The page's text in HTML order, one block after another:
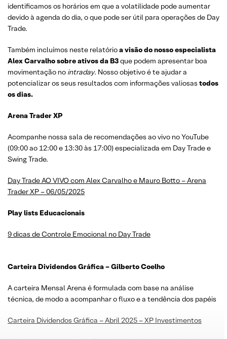
identificamos os horários em que a volatilidade pode aumentar
devido à agenda do dia, o que pode ser útil para operações de Day
Trade.
Também incluímos neste relatórioa visão do nosso especialista
Alex Carvalho sobre ativos da B3que podem apresentar boa
movimentação no intraday. Nosso objetivo é te ajudar a
potencializar os seus resultados com informações valiosas todos
os dias.
Arena Trader XP
Acompanhe nossa sala de recomendações ao vivo no YouTube
(09:00 ao 12:00 e 13:30 às 17:00) especializada em Day Trade e
Swing Trade.
Day Trade AO VIVO com Alex Carvalho e Mauro Botto – Arena
Trader XP – 06/05/2025
Play lists Educacionais
9 dicas de Controle Emocional no Day Trade
Carteira Dividendos Gráfica – Gilberto Coelho
A carteira Mensal Arena é formulada com base na análise
técnica, de modo a acompanhar o fluxo e a tendência dos papéis
Carteira Dividendos Gráfica – Abril 2025 – XP Investimentos